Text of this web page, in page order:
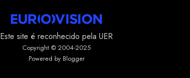
Este site é reconhecido pela UER
Copyright © 2004-2025
Powered by Blogger